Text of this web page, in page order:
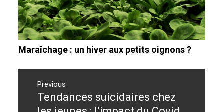
Maraîchage : un hiver aux petits oignons ?
Navigation
l’article
Previous
Previous
post:
Tendances suicidaires chez